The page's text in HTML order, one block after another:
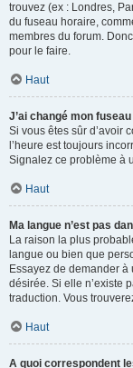
trouvez (ex : Londres,
du fuseau horaire,
membres du forum.
pour le faire.
Haut
J’ai changé mon
Si vous êtes sûr d’avoir
l’heure est toujours
Signalez ce problème à
Haut
Ma langue n’est pas
La raison la plus
langue ou bien que
Essayez de demander
désirée. Si elle n’existe
traduction. Vous
Haut
A quoi correspondent